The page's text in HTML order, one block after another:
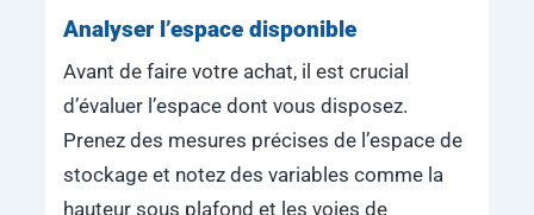
Analyser l’espace disponible
Avant de faire votre achat, il est crucial
d’évaluer l’espace dont vous disposez.
Prenez des mesures précises de l’espace de
stockage et notez des variables comme la
hauteur sous plafond et les voies de